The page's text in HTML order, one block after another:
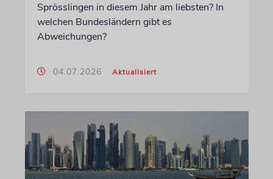
Sprösslingen in diesem Jahr am liebsten? In
welchen Bundesländern gibt es
Abweichungen?
04.07.2026 Aktualisiert